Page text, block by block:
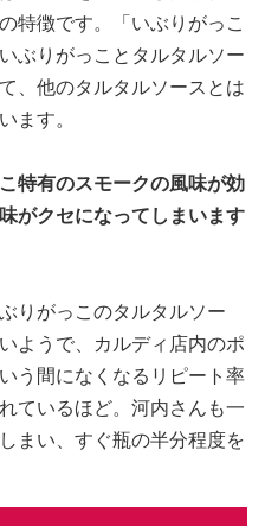
特徴です。「いぶりがっこ
ぶりがっことタルタルソー
、他のタルタルソースとは
ます。
特有のスモークの風味が効
がクセになってしまいます
りがっこのタルタルソー
ようで、カルディ店内のポ
う間になくなるリピート率
ているほど。河内さんも一
まい、すぐ瓶の半分程度を